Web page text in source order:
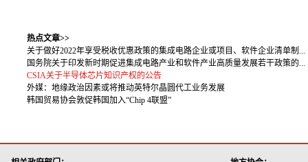
热点文章>>
关于做好2022年享受税收优惠政策的集成电路企业或项目、软件企业清单制...
国务院关于印发新时期促进集成电路产业和软件产业高质量发展若干政策的...
CSIA关于半导体芯片知识产权的公告
外媒：地缘政治因素或将推动英特尔晶圆代工业务发展
韩国贸易协会敦促韩国加入“Chip 4联盟”